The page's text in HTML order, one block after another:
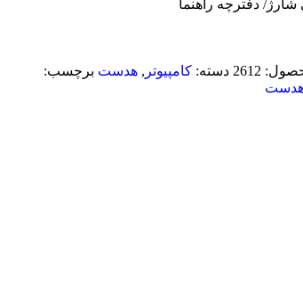
2612 دسته: کامپیوتر , هدست برچسب: